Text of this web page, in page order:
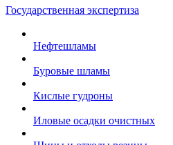
Государственная экспертиза
Нефтешламы
Буровые шламы
Кислые гудроны
Иловые осадки очистных